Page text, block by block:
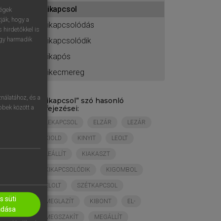
kikapcsol
kikapcsolódás
kikapcsolódik
kikapós
kikecmereg
„ kikapcsol” szó hasonló
kifejezései:
LEKAPCSOL ELZÁR LEZÁR
KIOLD KINYIT LEOLT
LEÁLLÍT KIAKASZT
KIKAPCSOLÓDIK KIGOMBOL
ELOLT SZÉTKAPCSOL
MEGLAZÍT KIBONT EL-
MEGSZAKÍT MEGÁLLÍT
hogy a
hirdetőkkel is
harmadik
és a
között a
süti